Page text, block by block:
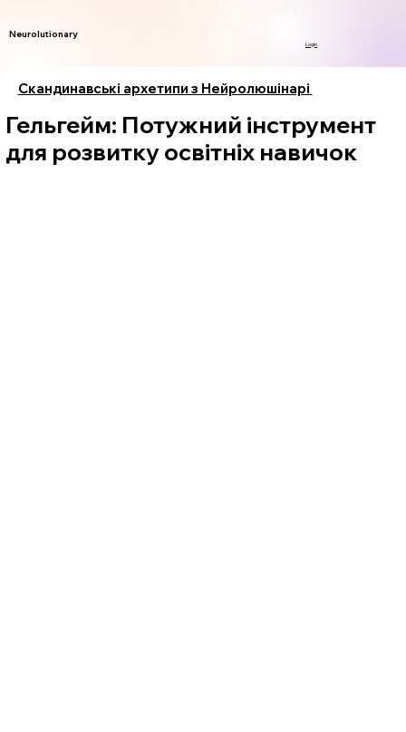
Neurolutionary
Login
Скандинавські архетипи з Нейролюшінарі
Гельгейм: Потужний інструмент
для розвитку освітніх навичок